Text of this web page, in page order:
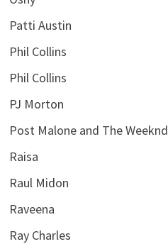
Patti Austin
Phil Collins
Phil Collins
PJ Morton
Post Malone and The Weeknd
Raisa
Raul Midon
Raveena
Ray Charles